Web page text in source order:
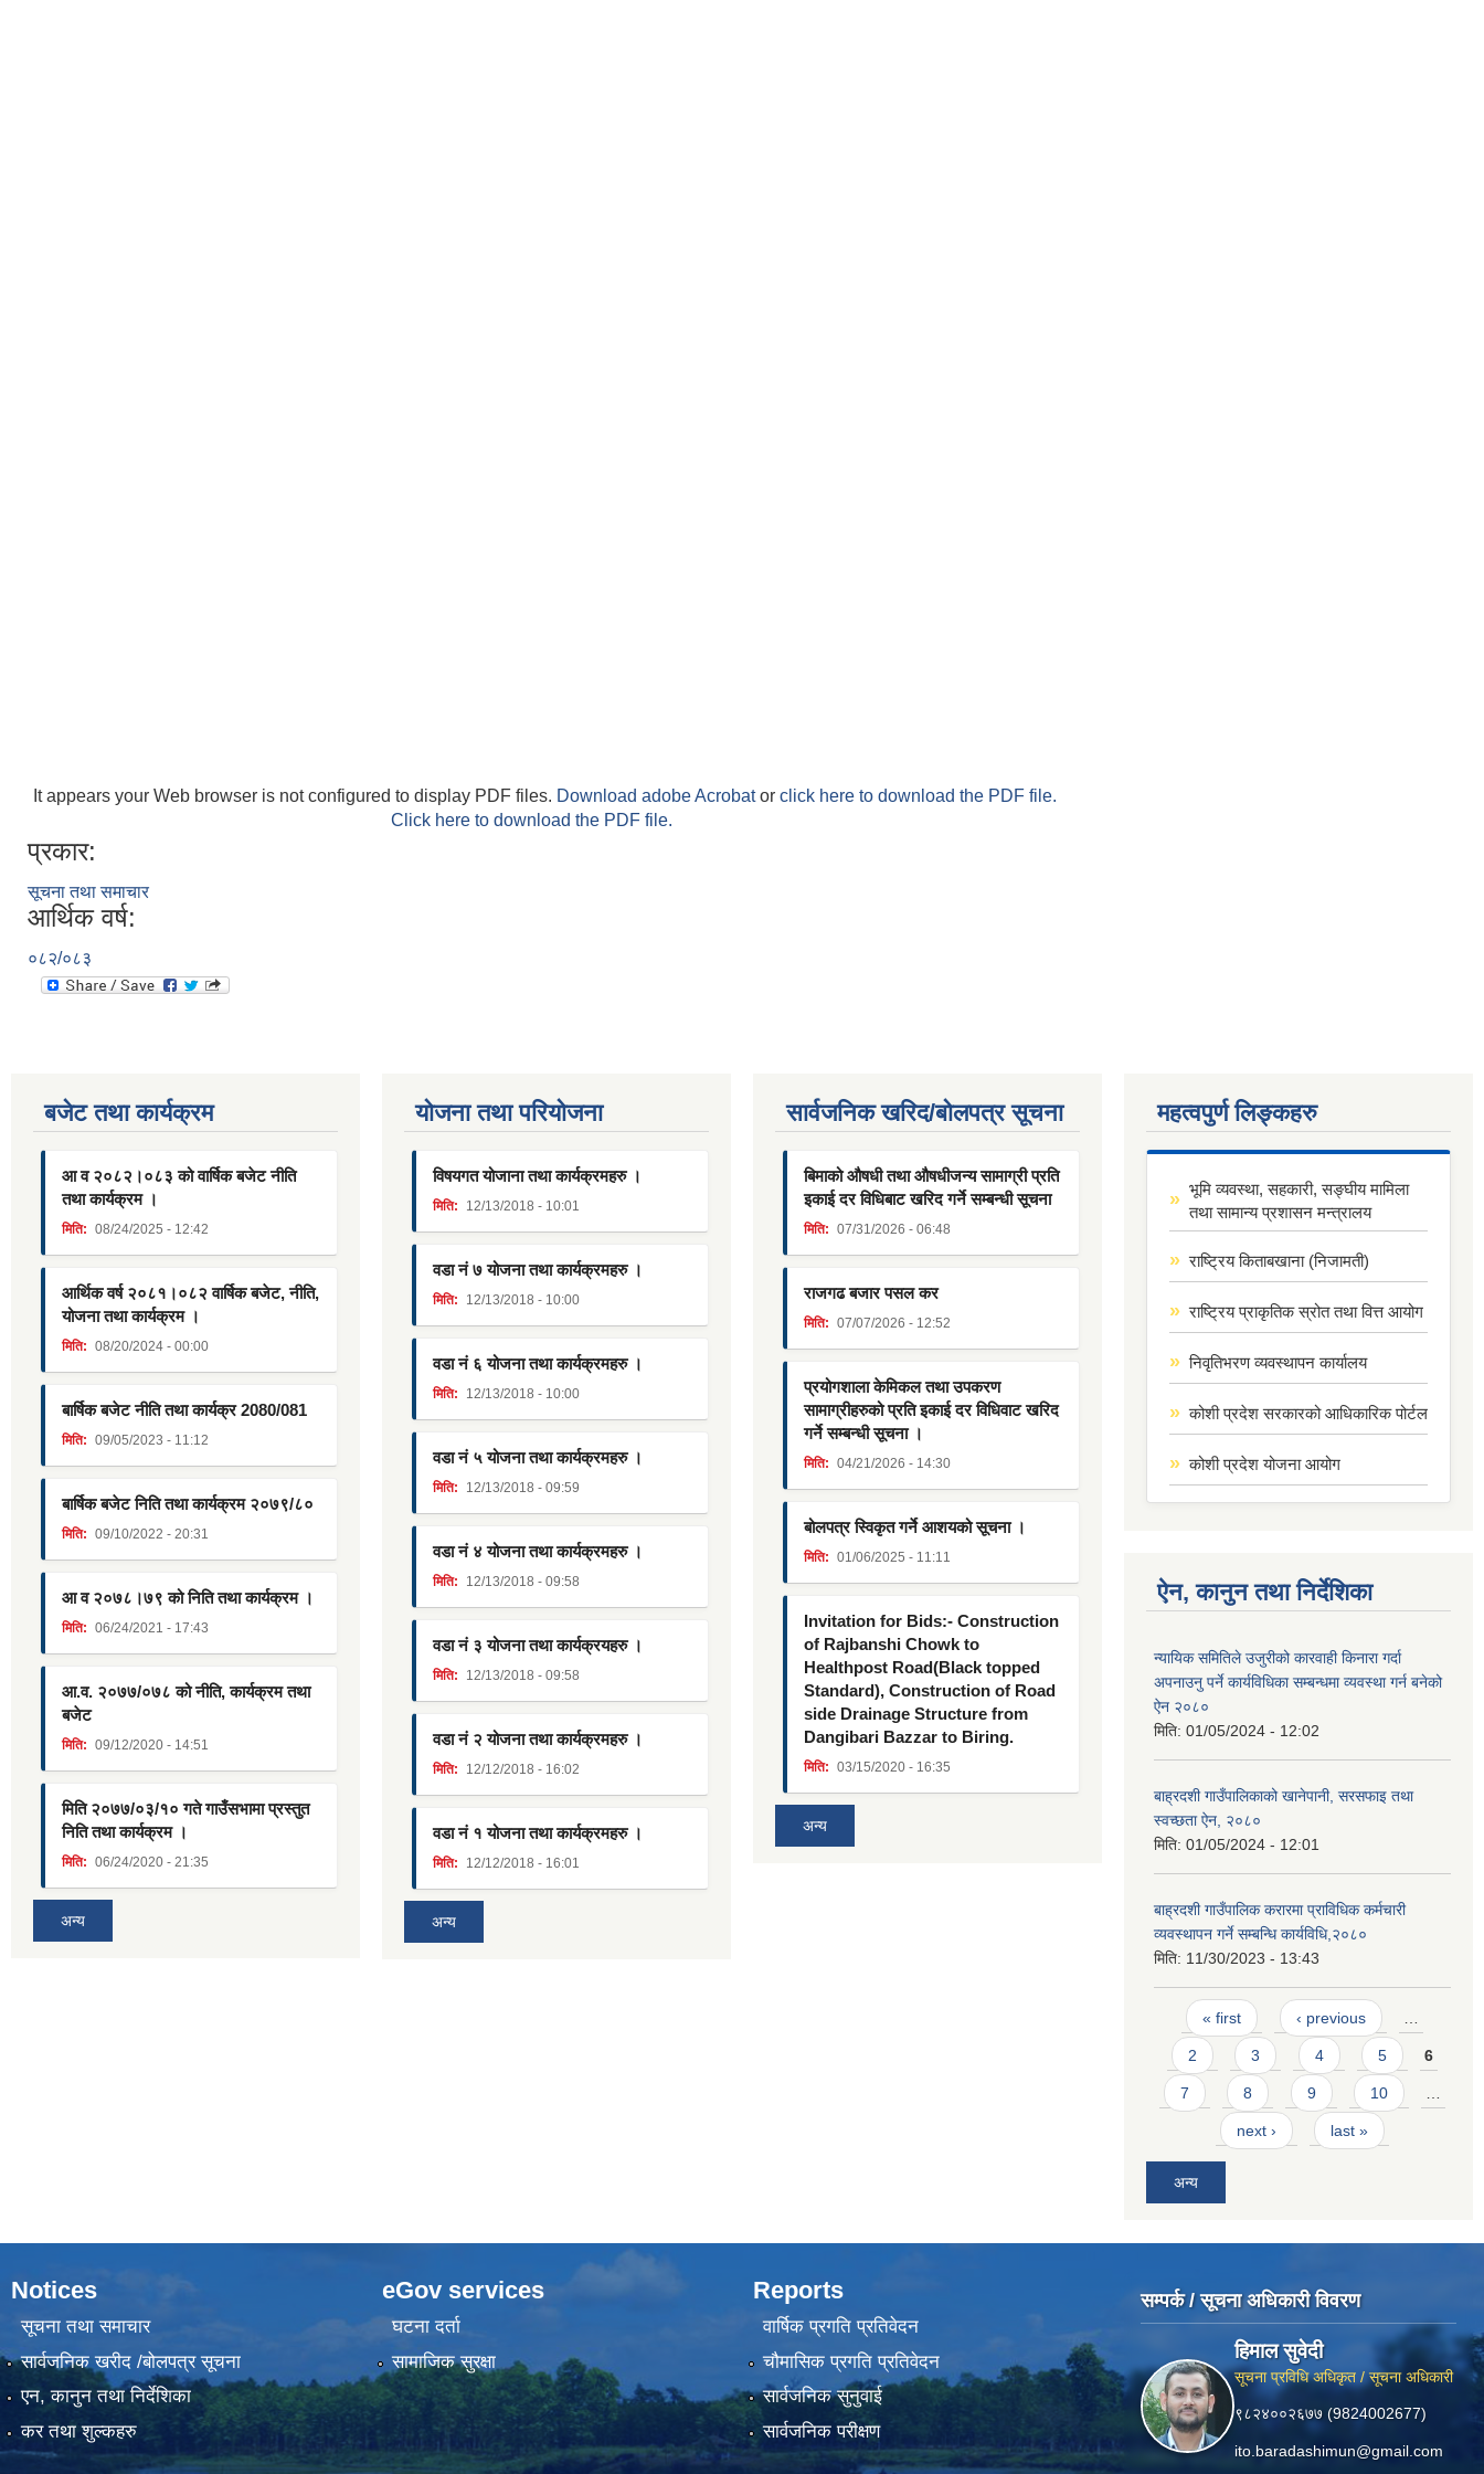
It appears your Web browser is not configured to display PDF files. Download adobe Acrobator click here to download the PDF file.
Click here to download the PDF file.
प्रकार:
सूचना तथा समाचार
आर्थिक वर्ष:
०८२/०८३
बजेट तथा कार्यक्रम
आ व २०८२।०८३ को वार्षिक बजेट नीति
तथा कार्यक्रम ।
मिति: 08/24/2025 - 12:42
आर्थिक वर्ष २०८१।०८२ वार्षिक बजेट, नीति,
योजना तथा कार्यक्रम ।
मिति: 08/20/2024 - 00:00
बार्षिक बजेट नीति तथा कार्यक्र 2080/081
मिति: 09/05/2023 - 11:12
बार्षिक बजेट निति तथा कार्यक्रम २०७९/८०
मिति: 09/10/2022 - 20:31
आ व २०७८।७९ को निति तथा कार्यक्रम ।
मिति: 06/24/2021 - 17:43
आ.व. २०७७/०७८ को नीति, कार्यक्रम तथा
बजेट
मिति: 09/12/2020 - 14:51
मिति २०७७/०३/१० गते गाउँसभामा प्रस्तुत
निति तथा कार्यक्रम ।
मिति: 06/24/2020 - 21:35
अन्य
याेजना तथा परियाेजना
विषयगत योजाना तथा कार्यक्रमहरु ।
मिति: 12/13/2018 - 10:01
वडा नं ७ योजना तथा कार्यक्रमहरु ।
मिति: 12/13/2018 - 10:00
वडा नं ६ योजना तथा कार्यक्रमहरु ।
मिति: 12/13/2018 - 10:00
वडा नं ५ योजना तथा कार्यक्रमहरु ।
मिति: 12/13/2018 - 09:59
वडा नं ४ योजना तथा कार्यक्रमहरु ।
मिति: 12/13/2018 - 09:58
वडा नं ३ योजना तथा कार्यक्रयहरु ।
मिति: 12/13/2018 - 09:58
वडा नं २ योजना तथा कार्यक्रमहरु ।
मिति: 12/12/2018 - 16:02
वडा नं १ योजना तथा कार्यक्रमहरु ।
मिति: 12/12/2018 - 16:01
अन्य
सार्वजनिक खरिद/बोलपत्र सूचना
बिमाको औषधी तथा औषधीजन्य सामाग्री प्रति
इकाई दर विधिबाट खरिद गर्ने सम्बन्धी सूचना
मिति: 07/31/2026 - 06:48
राजगढ बजार पसल कर
मिति: 07/07/2026 - 12:52
प्रयोगशाला केमिकल तथा उपकरण
सामाग्रीहरुको प्रति इकाई दर विधिवाट खरिद
गर्ने सम्बन्धी सूचना ।
मिति: 04/21/2026 - 14:30
बोलपत्र स्विकृत गर्ने आशयको सूचना ।
मिति: 01/06/2025 - 11:11
Invitation for Bids:- Construction
of Rajbanshi Chowk to
Healthpost Road(Black topped
Standard), Construction of Road
side Drainage Structure from
Dangibari Bazzar to Biring.
मिति: 03/15/2020 - 16:35
अन्य
महत्वपुर्ण लिङ्कहरु
भूमि व्यवस्था, सहकारी, सङ्घीय मामिला
तथा सामान्य प्रशासन मन्त्रालय
राष्ट्रिय किताबखाना (निजामती)
राष्ट्रिय प्राकृतिक स्रोत तथा वित्त आयोग
निवृतिभरण व्यवस्थापन कार्यालय
कोशी प्रदेश सरकारको आधिकारिक पोर्टल
कोशी प्रदेश योजना आयोग
ऐन, कानुन तथा निर्देशिका
न्यायिक समितिले उजुरीको कारवाही किनारा गर्दा
अपनाउनु पर्ने कार्यविधिका सम्बन्धमा व्यवस्था गर्न बनेको
ऐन २०८०
मिति: 01/05/2024 - 12:02
बाह्रदशी गाउँपालिकाको खानेपानी, सरसफाइ तथा
स्वच्छता ऐन, २०८०
मिति: 01/05/2024 - 12:01
बाह्रदशी गाउँपालिक करारमा प्राविधिक कर्मचारी
व्यवस्थापन गर्ने सम्बन्धि कार्यविधि,२०८०
मिति: 11/30/2023 - 13:43
Pages
« first ‹ previous …
2 3 4 5 6
7 8 9 10 …
next › last »
अन्य
Notices
सूचना तथा समाचार
सार्वजनिक खरीद /बोलपत्र सूचना
एन, कानुन तथा निर्देशिका
कर तथा शुल्कहरु
eGov services
घटना दर्ता
सामाजिक सुरक्षा
Reports
वार्षिक प्रगति प्रतिवेदन
चौमासिक प्रगति प्रतिवेदन
सार्वजनिक सुनुवाई
सार्वजनिक परीक्षण
सम्पर्क / सूचना अधिकारी विवरण
हिमाल सुवेदी
सूचना प्रविधि अधिकृत / सूचना अधिकारी
९८२४००२६७७ (9824002677)
ito.baradashimun@gmail.com